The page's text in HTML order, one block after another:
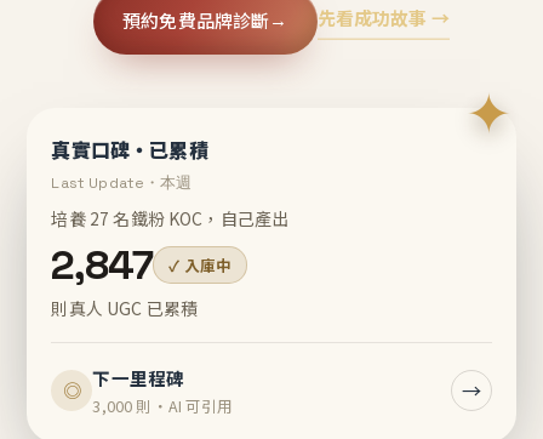
預約免費品牌診斷→ 先看成功故事 →
✦
真實口碑・已累積
Last Update・本週
培養 27 名鐵粉 KOC，自己產出
2,847 ✓ 入庫中
則真人 UGC 已累積
◎ 下一里程碑
3,000 則・AI 可引用
→